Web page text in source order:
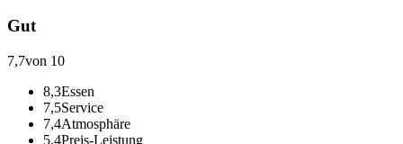
Gut
7,7von 10
8,3Essen
7,5Service
7,4Atmosphäre
5,4Preis-Leistung